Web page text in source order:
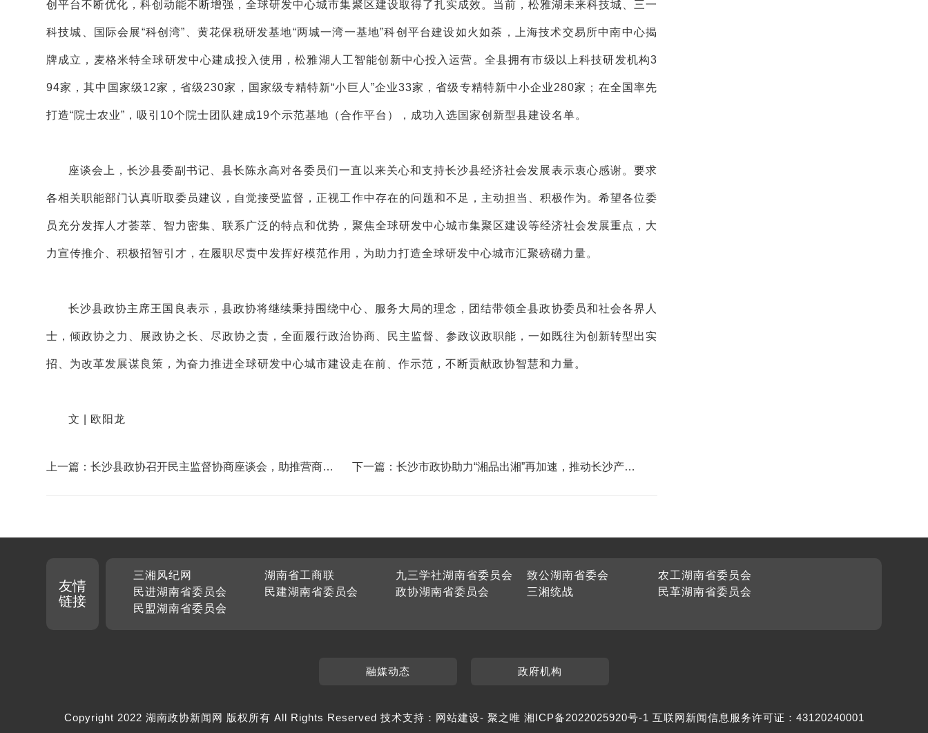
创平台不断优化，科创动能不断增强，全球研发中心城市集聚区建设取得了扎实成效。当前，松雅湖未来科技城、三一
科技城、国际会展“科创湾”、黄花保税研发基地“两城一湾一基地”科创平台建设如火如荼，上海技术交易所中南中心揭
牌成立，麦格米特全球研发中心建成投入使用，松雅湖人工智能创新中心投入运营。全县拥有市级以上科技研发机构3
94家，其中国家级12家，省级230家，国家级专精特新“小巨人”企业33家，省级专精特新中小企业280家；在全国率先
打造“院士农业”，吸引10个院士团队建成19个示范基地（合作平台），成功入选国家创新型县建设名单。
座谈会上，长沙县委副书记、县长陈永高对各委员们一直以来关心和支持长沙县经济社会发展表示衷心感谢。要求
各相关职能部门认真听取委员建议，自觉接受监督，正视工作中存在的问题和不足，主动担当、积极作为。希望各位委
员充分发挥人才荟萃、智力密集、联系广泛的特点和优势，聚焦全球研发中心城市集聚区建设等经济社会发展重点，大
力宣传推介、积极招智引才，在履职尽责中发挥好模范作用，为助力打造全球研发中心城市汇聚磅礴力量。
长沙县政协主席王国良表示，县政协将继续秉持围绕中心、服务大局的理念，团结带领全县政协委员和社会各界人
士，倾政协之力、展政协之长、尽政协之责，全面履行政治协商、民主监督、参政议政职能，一如既往为创新转型出实
招、为改革发展谋良策，为奋力推进全球研发中心城市建设走在前、作示范，不断贡献政协智慧和力量。
文 | 欧阳龙
上一篇：长沙县政协召开民主监督协商座谈会，助推营商环
下一篇：长沙市政协助力“湘品出湘”再加速，推动长沙产品
友情
链接
三湘风纪网 湖南省工商联 九三学社湖南省委员会 致公湖南省委会
农工湖南省委员会
民进湖南省委员会
民建湖南省委员会 政协湖南省委员会 三湘统战
民革湖南省委员会
民盟湖南省委员会
融媒动态 政府机构
Copyright 2022 湖南政协新闻网 版权所有 All Rights Reserved 技术支持： 网站建设- 聚之唯 湘ICP备2022025920号-1 互联网新闻信息服务许可证：43120240001